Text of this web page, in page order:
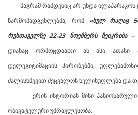
მაგრამ რამდენიც არ უნდა ილაპარაკონ
წარმომადგენლებმა, რომ «სულ რაღაც
რუსთაველზე 22-23 ნოემბერს შეიკრიბა –
დიახაც ორმოცდაათი ან ასი ათასი
დელეგიტიმაციის პირობებში,
ძალისხმევით შეცვალოს ხელისუფლება და
ერის ისტორიას მისი პასიონარული
ობივატელური უმრავლესობა.